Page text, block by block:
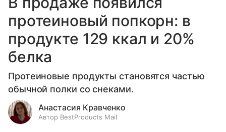
протеиновый попкорн: в
продукте 129 ккал и 20%
белка
Протеиновые продукты становятся частью
обычной полки со снеками.
Анастасия Кравченко
Автор BestProducts Mail